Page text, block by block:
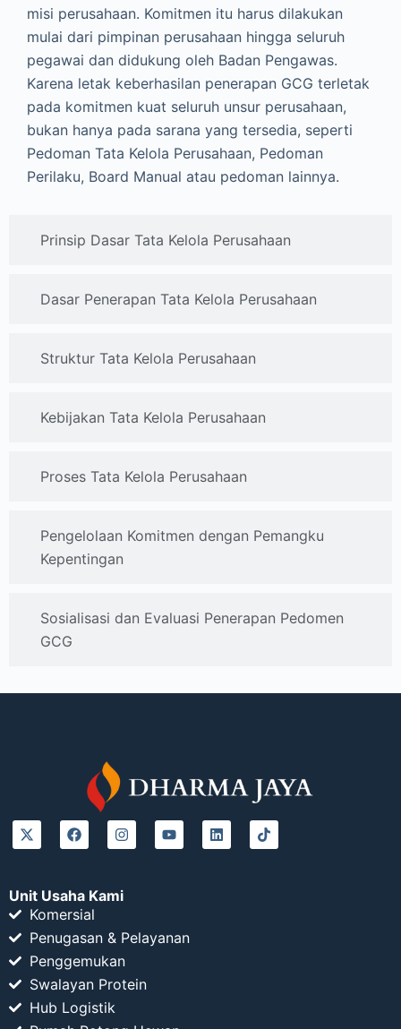
Prinsip Dasar Tata Kelola Perusahaan
Dasar Penerapan Tata Kelola Perusahaan
Struktur Tata Kelola Perusahaan
Kebijakan Tata Kelola Perusahaan
Proses Tata Kelola Perusahaan
Pengelolaan Komitmen dengan Pemangku
Kepentingan
Sosialisasi dan Evaluasi Penerapan Pedomen
GCG
misi perusahaan. Komitmen itu harus dilakukan
mulai dari pimpinan perusahaan hingga seluruh
pegawai dan didukung oleh Badan Pengawas.
Karena letak keberhasilan penerapan GCG terletak
pada komitmen kuat seluruh unsur perusahaan,
bukan hanya pada sarana yang tersedia, seperti
Pedoman Tata Kelola Perusahaan, Pedoman
Perilaku, Board Manual atau pedoman lainnya.
Unit Usaha Kami
Komersial
Penugasan & Pelayanan
Penggemukan
Swalayan Protein
Hub Logistik